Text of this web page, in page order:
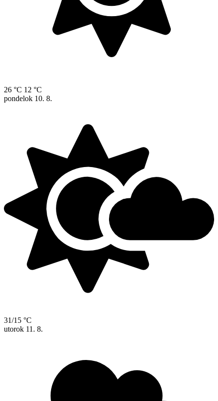
26 °C 12 °C
pondelok 10. 8.
31/15 °C
utorok 11. 8.